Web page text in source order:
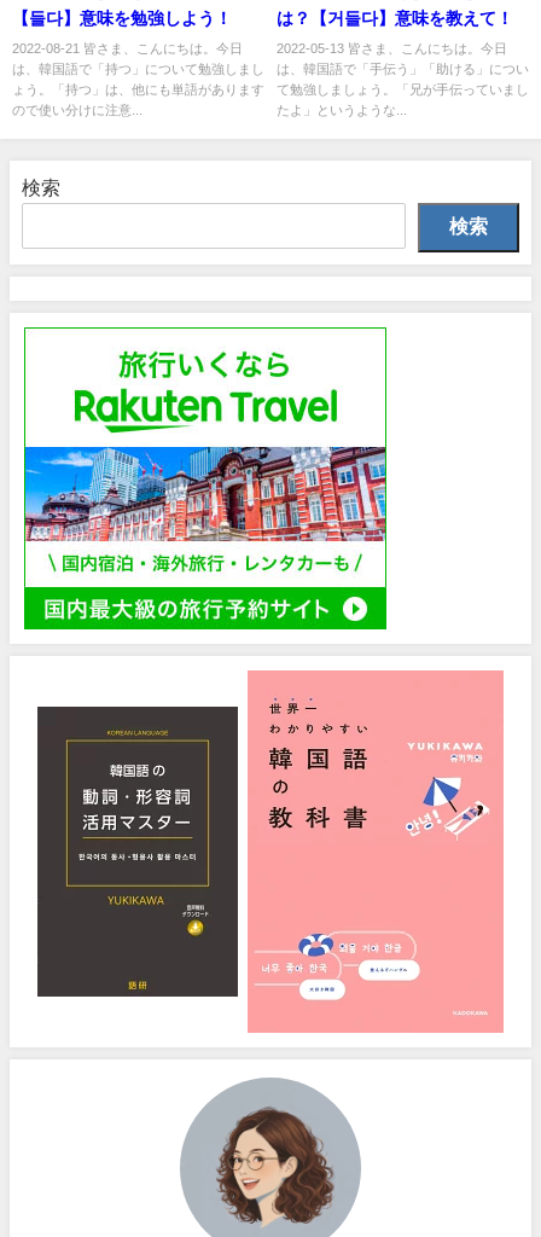
【들다】意味を勉強しよう！
2022-08-21 皆さま、こんにちは。今日
は、韓国語で「持つ」について勉強しまし
ょう。「持つ」は、他にも単語があります
ので使い分けに注意...
は？【거들다】意味を教えて！
2022-05-13 皆さま、こんにちは。今日
は、韓国語で「手伝う」「助ける」につい
て勉強しましょう。「兄が手伝っていまし
たよ」というような...
検索
検索